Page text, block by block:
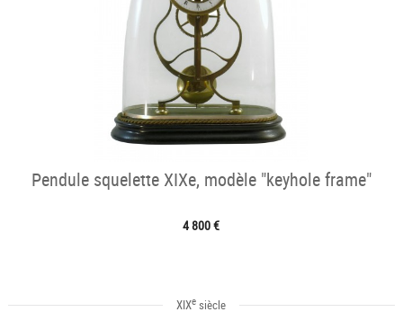
Pendule squelette XIXe, modèle "keyhole frame"
4 800 €
XIXe siècle